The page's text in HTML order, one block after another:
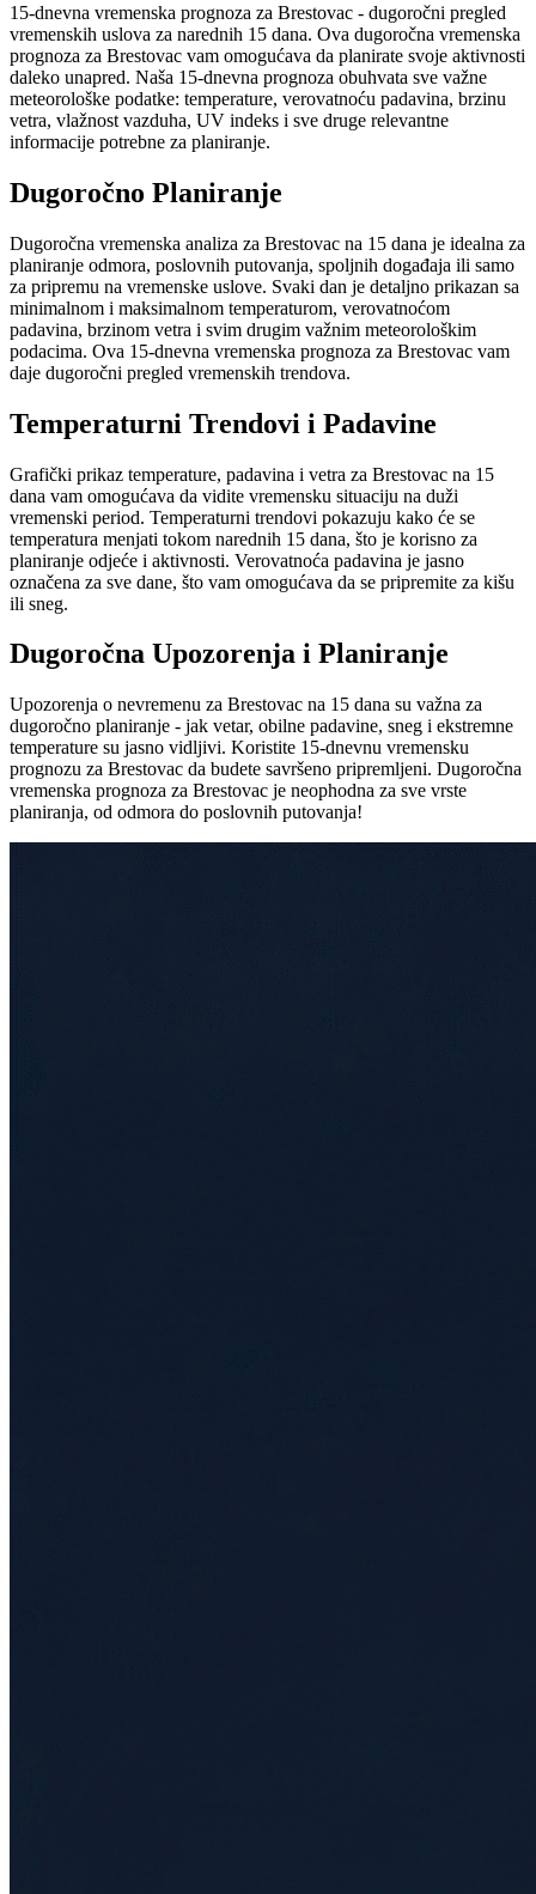
15-dnevna vremenska prognoza za Brestovac - dugoročni pregled
vremenskih uslova za narednih 15 dana. Ova dugoročna vremenska
prognoza za Brestovac vam omogućava da planirate svoje aktivnosti
daleko unapred. Naša 15-dnevna prognoza obuhvata sve važne
meteorološke podatke: temperature, verovatnoću padavina, brzinu
vetra, vlažnost vazduha, UV indeks i sve druge relevantne
informacije potrebne za planiranje.
Dugoročno Planiranje
Dugoročna vremenska analiza za Brestovac na 15 dana je idealna za
planiranje odmora, poslovnih putovanja, spoljnih događaja ili samo
za pripremu na vremenske uslove. Svaki dan je detaljno prikazan sa
minimalnom i maksimalnom temperaturom, verovatnoćom
padavina, brzinom vetra i svim drugim važnim meteorološkim
podacima. Ova 15-dnevna vremenska prognoza za Brestovac vam
daje dugoročni pregled vremenskih trendova.
Temperaturni Trendovi i Padavine
Grafički prikaz temperature, padavina i vetra za Brestovac na 15
dana vam omogućava da vidite vremensku situaciju na duži
vremenski period. Temperaturni trendovi pokazuju kako će se
temperatura menjati tokom narednih 15 dana, što je korisno za
planiranje odjeće i aktivnosti. Verovatnoća padavina je jasno
označena za sve dane, što vam omogućava da se pripremite za kišu
ili sneg.
Dugoročna Upozorenja i Planiranje
Upozorenja o nevremenu za Brestovac na 15 dana su važna za
dugoročno planiranje - jak vetar, obilne padavine, sneg i ekstremne
temperature su jasno vidljivi. Koristite 15-dnevnu vremensku
prognozu za Brestovac da budete savršeno pripremljeni. Dugoročna
vremenska prognoza za Brestovac je neophodna za sve vrste
planiranja, od odmora do poslovnih putovanja!